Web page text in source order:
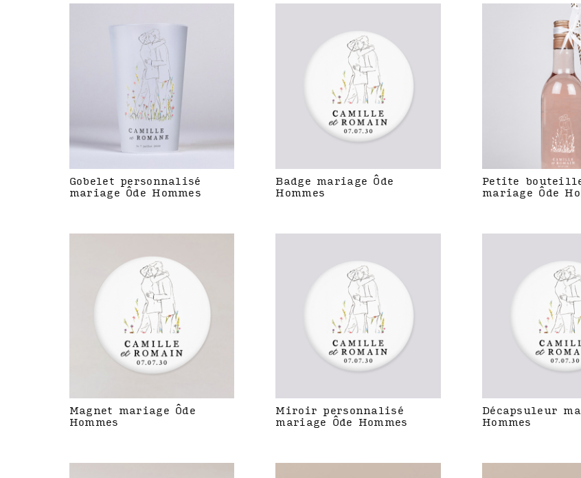
Gobelet personnalisé
mariage Ôde Hommes
Badge mariage Ôde
Hommes
Petite
mariage Ôde
Magnet mariage Ôde
Hommes
Miroir personnalisé
mariage Ôde Hommes
Décapsuleur
Hommes